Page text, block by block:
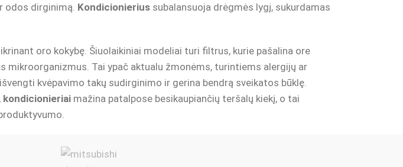
odos dirginimą. Kondicionieriussubalansuoja drėgmės lygį, sukurdamas
oro kokybę. Šiuolaikiniai modeliai turi filtrus, kurie pašalina ore
mikroorganizmus. Tai ypač aktualu žmonėms, turintiems alergijų ar
kvėpavimo takų sudirginimo ir gerina bendrą sveikatos būklę.
kondicionieriaimažina patalpose besikaupiančių teršalų kiekį, o tai